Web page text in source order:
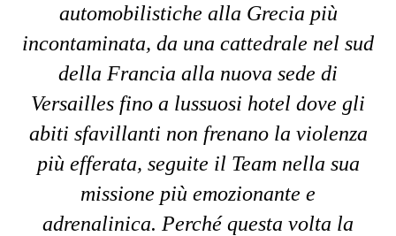
automobilistiche alla Grecia più
incontaminata, da una cattedrale nel sud
della Francia alla nuova sede di
Versailles fino a lussuosi hotel dove gli
abiti sfavillanti non frenano la violenza
più efferata, seguite il Team nella sua
missione più emozionante e
adrenalinica. Perché questa volta la